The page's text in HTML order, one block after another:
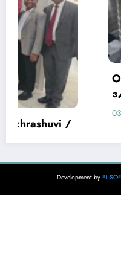
Обмен опытом
Development by BI